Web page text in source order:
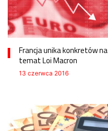
Francja unika konkretów na
temat Loi Macron
13 czerwca 2016